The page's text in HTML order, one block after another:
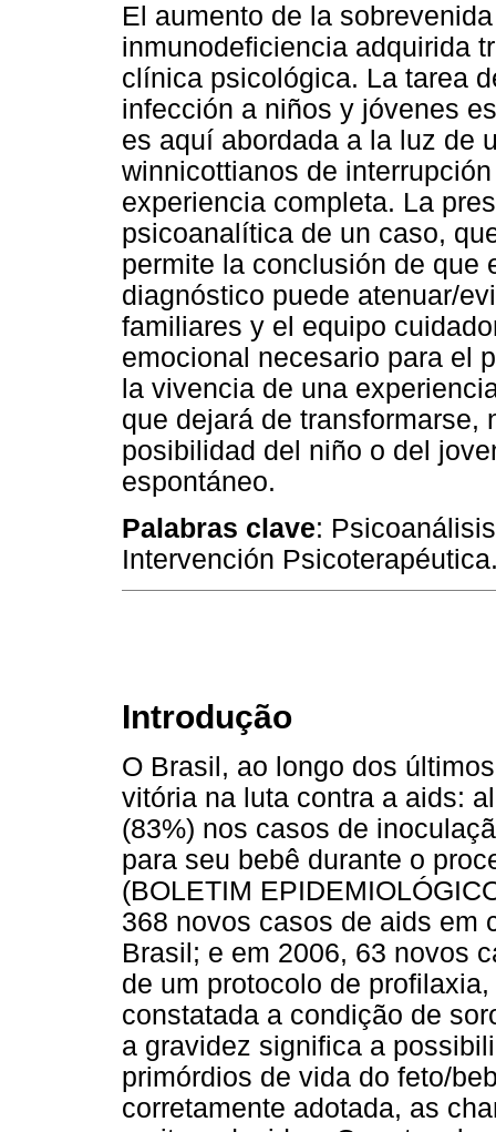
El aumento de la
inmunodeficiencia adquirida
clínica psicológica. La tarea
infección a niños y jóvenes
es aquí abordada a la luz de
winnicottianos de
experiencia completa. La
psicoanalítica de un caso,
permite la conclusión de que
diagnóstico puede atenuar/
familiares y el equipo
emocional necesario para el
la vivencia de una
que dejará de transformarse,
posibilidad del niño o del
espontáneo.
Palabras clave:
Intervención
Introdução
O Brasil, ao longo dos
vitória na luta contra a aids:
(83%) nos casos de
para seu bebê durante o
(BOLETIM
368 novos casos de aids em
Brasil; e em 2006, 63 novos
de um protocolo de
constatada a condição de
a gravidez significa a
primórdios de vida do feto/
corretamente adotada, as